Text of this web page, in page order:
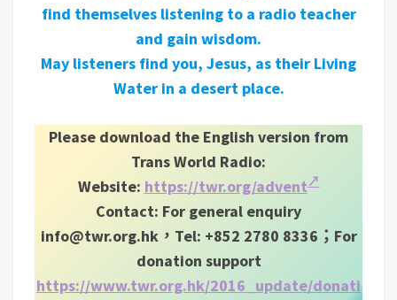
find themselves listening to a radio teacher
and gain wisdom.
May listeners find you, Jesus, as their Living
Water in a desert place.
Please download the English version from
Trans World Radio:
Website: https://twr.org/advent
Contact: For general enquiry
info@twr.org.hk，Tel: +852 2780 8336；For
donation support
https://www.twr.org.hk/2016_update/donati